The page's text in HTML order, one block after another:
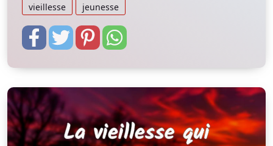
vieillesse jeunesse